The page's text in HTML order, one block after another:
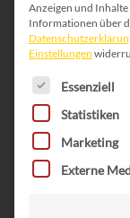
Anzeigen und
Informationen über
Einstellungen
Es folgtEssenziell
Statistiken
Marketing
Externe